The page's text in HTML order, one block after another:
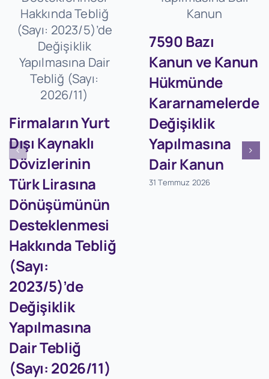
Firmaların Yurt
Dışı Kaynaklı
Dövizlerinin
Türk Lirasına
Dönüşümünün
Desteklenmesi
Hakkında Tebliğ
(Sayı:
2023/5)’de
Değişiklik
Yapılmasına
Dair Tebliğ
(Sayı: 2026/11)
7590 Bazı
Kanun ve Kanun
Hükmünde
Kararnamelerde
Değişiklik
Yapılmasına
Dair Kanun
31 Temmuz 2026